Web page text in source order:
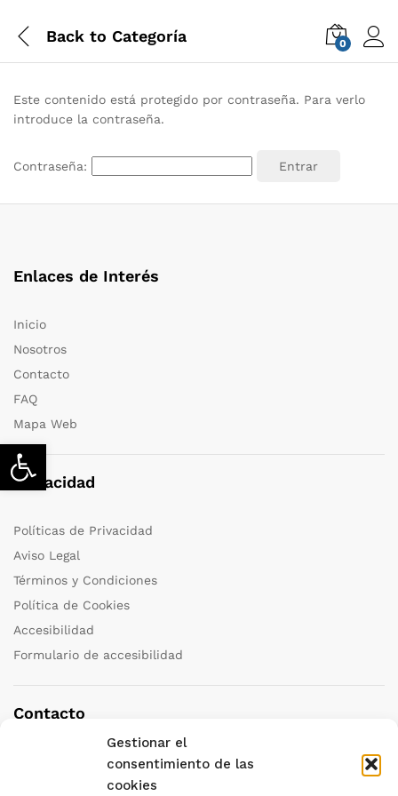
Abrir barra de herramientas
Gestionar el
consentimiento de las
cookies
Back to Categoría 0
Este contenido está protegido por contraseña. Para verlo
introduce la contraseña.
Contraseña:
Enlaces de Interés
Inicio
Nosotros
Contacto
FAQ
Mapa Web
Privacidad
Políticas de Privacidad
Aviso Legal
Términos y Condiciones
Política de Cookies
Accesibilidad
Formulario de accesibilidad
Contacto
+34 958 251 111
granada@katedraviajes.com